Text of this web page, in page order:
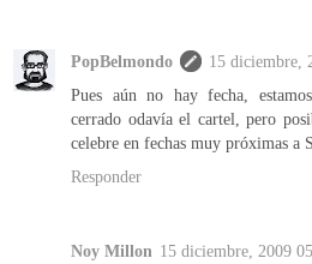
PopBelmondo
15 diciembre,
Pues aún no hay fecha,
cerrado odavía el cartel, pero
celebre en fechas muy próximas a
Responder
Noy Millon 15 diciembre, 2009